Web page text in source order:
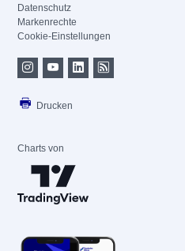
Datenschutz
Markenrechte
Cookie-Einstellungen
Drucken
Charts von